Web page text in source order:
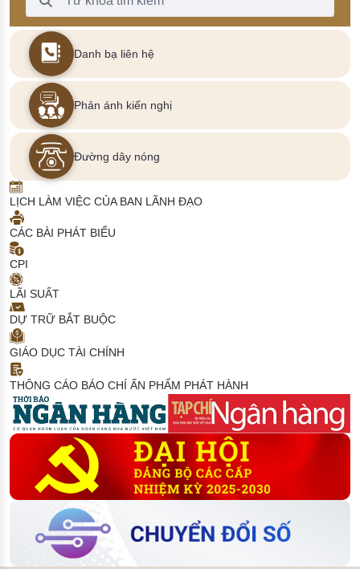
Danh bạ liên hệ
Phản ánh kiến nghị
Đường dây nóng
LỊCH LÀM VIỆC CỦA BAN LÃNH ĐẠO
CÁC BÀI PHÁT BIỂU
CPI
LÃI SUẤT
DỰ TRỮ BẮT BUỘC
GIÁO DỤC TÀI CHÍNH
THÔNG CÁO BÁO CHÍ ẤN PHẨM PHÁT HÀNH